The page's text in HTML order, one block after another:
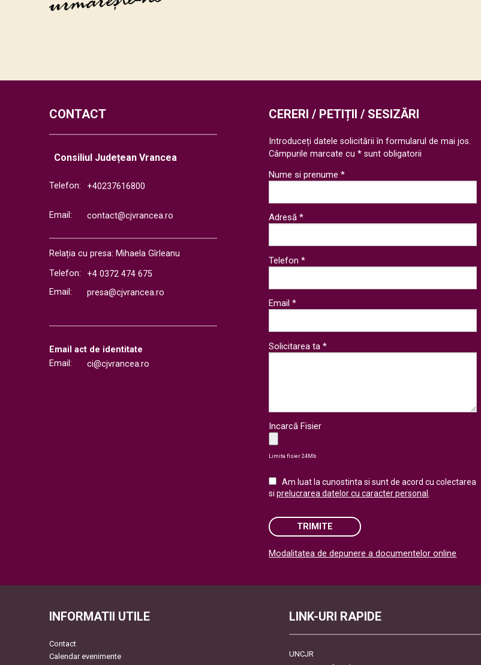
CONTACT
Consiliul Județean Vrancea
Telefon: +40237616800
Email: contact@cjvrancea.ro
Relația cu presa: Mihaela Gîrleanu
Telefon:
+4 0372 474 675
Email:
presa@cjvrancea.ro
Email act de identitate
Email:
ci@cjvrancea.ro
CERERI / PETIȚII / SESIZĂRI
Introduceți datele solicitării în formularul de mai jos.
Câmpurile marcate cu * sunt obligatorii
Nume si prenume *
Adresă *
Telefon *
Email *
Solicitarea ta *
Incarcă Fisier
Limita fisier 24Mb
Am luat la cunostinta si sunt de acord cu colectarea
siprelucrarea datelor cu caracter personal
TRIMITE
Please leave this field empty.
Modalitatea de depunere a documentelor online
INFORMATII UTILE
Contact
Calendar evenimente
LINK-URI RAPIDE
UNCJR